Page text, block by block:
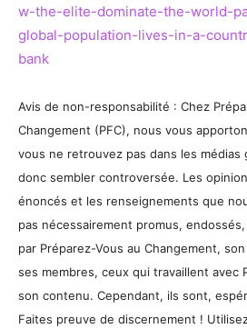
w-the-elite-dominate-the-world-
global-population-lives-in-a-
bank
Avis de non-responsabilité : Chez
Changement (PFC), nous vous
vous ne retrouvez pas dans les
donc sembler controversée. Les
énoncés et les renseignements que
pas nécessairement promus,
par Préparez-Vous au Changement,
ses membres, ceux qui travaillent avec
son contenu. Cependant, ils sont,
Faites preuve de discernement !